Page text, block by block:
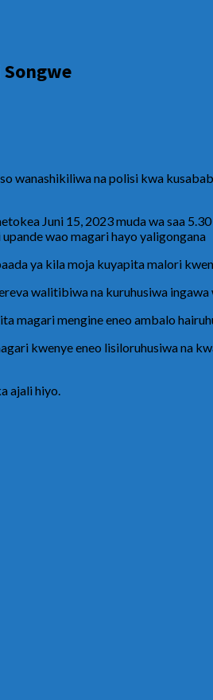
wanashikiliwa na polisi kwa
Juni 15, 2023 muda wa saa
wao magari hayo yaligongana
ya kila moja kuyapita malori
walitibiwa na kuruhusiwa
magari mengine eneo ambalo
kwenye eneo lisiloruhusiwa na
ajali hiyo.